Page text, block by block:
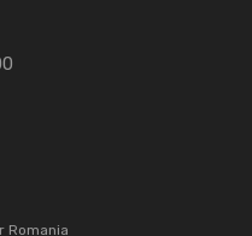
Romania